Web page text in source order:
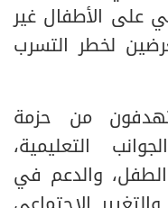
على الأطفال غير
لخطر التسرب
من حزمة
التعليمية،
والدعم في